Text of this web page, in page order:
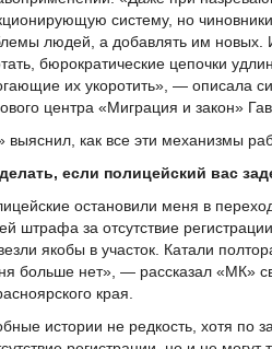
систему, но
людей, а добавлять им новых.
бюрократические цепочки
их укоротить», — описала
центра «Миграция и закон»
выяснил, как все эти механизмы
если полицейский вас
остановили меня в
штрафа за отсутствие
якобы в участок. Катали
больше нет», — рассказал «МК»
края.
истории не редкость, хотя по